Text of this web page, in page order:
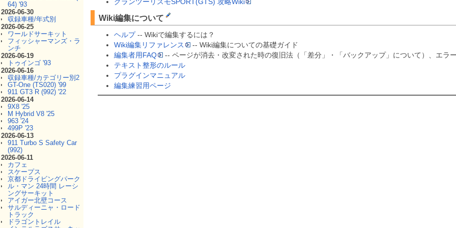
64) '93
2026-06-30
収録車種/年式別
2026-06-25
ワールドサーキット
フィッシャーマンズ・ラ
ンチ
2026-06-19
トゥインゴ '93
2026-06-16
収録車種/カテゴリー別2
GT-One (TS020) '99
911 GT3 R (992) '22
2026-06-14
9X8 '25
M Hybrid V8 '25
963 '24
499P '23
2026-06-13
911 Turbo S Safety Car
(992)
2026-06-11
カフェ
スケープス
京都ドライビングパーク
ル・マン 24時間 レーシ
ングサーキット
アイガー北壁コース
サルディーニャ・ロード
トラック
ドラゴントレイル
Wiki編集について
ヘルプ-- Wikiで編集するには？
Wiki編集リファレンス
-- Wiki編集についての基礎ガイド
編集者用FAQ
-- ページが消去・改変された時の復旧法（「差分」・「バックアップ」について）、エラ
テキスト整形のルール
プラグインマニュアル
編集練習用ページ